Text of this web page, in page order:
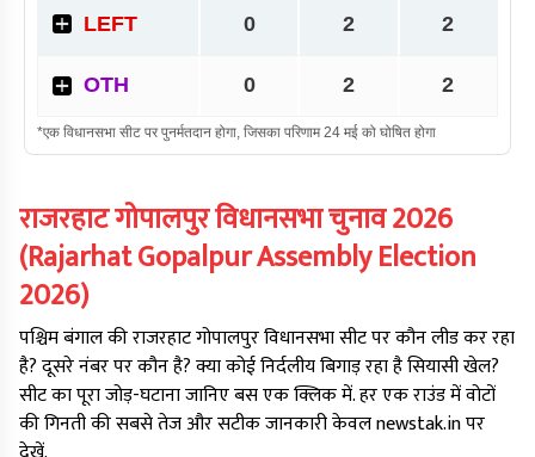
राजरहाट गोपालपुरविधानसभा चुनाव2026
(Rajarhat GopalpurAssembly Election
2026)
पश्चिम बंगालकीराजरहाट गोपालपुरविधानसभा सीट पर कौन लीड कर रहा
है? दूसरे नंबर पर कौन है? क्या कोई निर्दलीय बिगाड़ रहा है सियासी खेल?
सीट का पूरा जोड़-घटाना जानिए बस एक क्लिक में. हर एक राउंड में वोटों
की गिनती की सबसे तेज और सटीक जानकारी केवल newstak.in पर